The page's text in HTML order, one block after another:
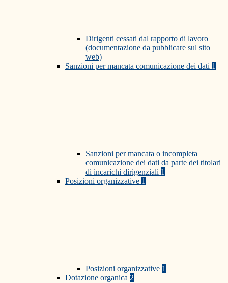
Dirigenti cessati dal rapporto di lavoro
(documentazione da pubblicare sul sito
web)
Sanzioni per mancata comunicazione dei dati 1
Sanzioni per mancata o incompleta
comunicazione dei dati da parte dei titolari
di incarichi dirigenziali 1
Posizioni organizzative 1
Posizioni organizzative 1
Dotazione organica 2